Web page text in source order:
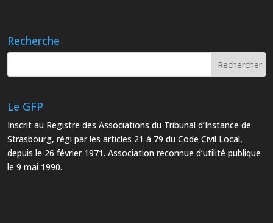
Recherche
Le GFP
Inscrit au Registre des Associations du Tribunal d’Instance de
Strasbourg, régi par les articles 21 à 79 du Code Civil Local,
depuis le 26 février 1971. Association reconnue d’utilité publique
le 9 mai 1990.